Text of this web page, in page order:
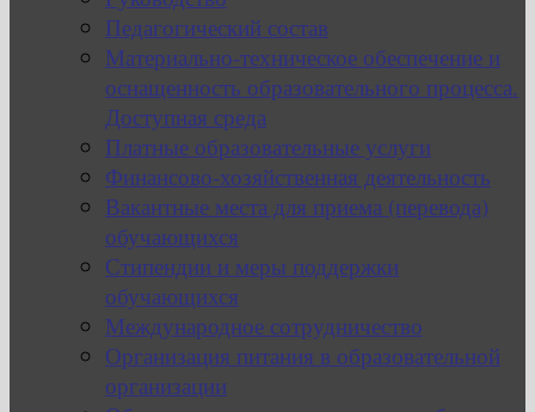
Педагогический состав
Материально-техническое обеспечение и
оснащенность образовательного процесса.
Доступная среда
Платные образовательные услуги
Финансово-хозяйственная деятельность
Вакантные места для приема (перевода)
обучающихся
Стипендии и меры поддержки
обучающихся
Международное сотрудничество
Организация питания в образовательной
организации